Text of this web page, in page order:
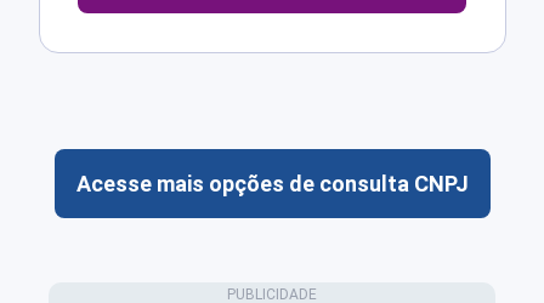
Acesse mais opções de consulta CNPJ